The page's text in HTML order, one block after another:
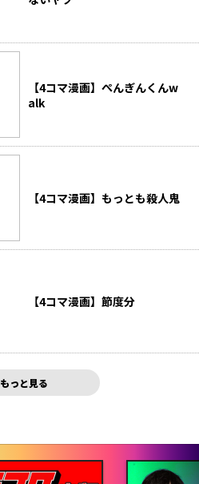
【4コマ漫画】ぺんぎんくんw
alk
【4コマ漫画】もっとも殺人鬼
【4コマ漫画】節度分
もっと見る